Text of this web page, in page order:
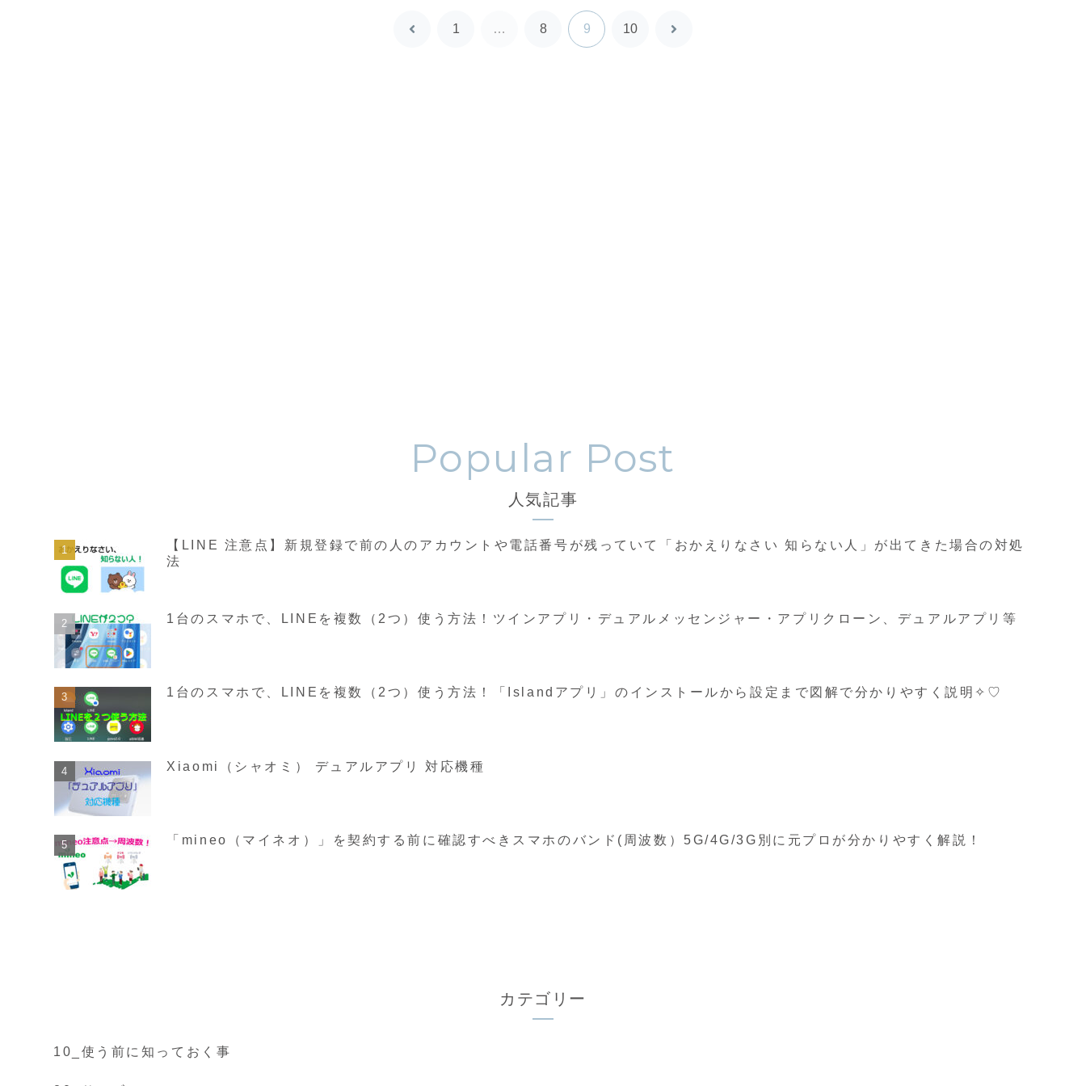
前
1 … 8 9 10
次
人気記事
【LINE 注意点】新規登録で前の人のアカウントや電話番号が残っていて「おかえりなさい 知らない人」が出てきた場合の対処
法
1台のスマホで、LINEを複数（2つ）使う方法！ツインアプリ・デュアルメッセンジャー・アプリクローン、デュアルアプリ等
1台のスマホで、LINEを複数（2つ）使う方法！「Islandアプリ」のインストールから設定まで図解で分かりやすく説明✧♡
Xiaomi（シャオミ） デュアルアプリ 対応機種
「mineo（マイネオ）」を契約する前に確認すべきスマホのバンド(周波数）5G/4G/3G別に元プロが分かりやすく解説！
カテゴリー
10_使う前に知っておく事